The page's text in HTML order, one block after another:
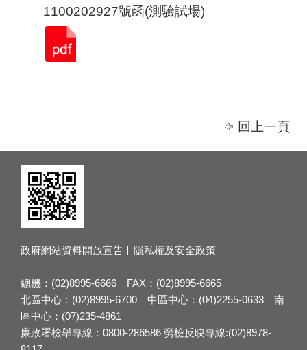
1100202927號函(測驗試場)
回上一頁
政府網站資料開放宣告 隱私權及安全政策
總機：(02)8995-6666 FAX：(02)8995-6665
北區中心：(02)8995-6700 中區中心：(04)2255-0633 南
區中心：(07)235-4861
廉政署檢舉專線：0800-286586 勞檢反映專線:(02)8978-